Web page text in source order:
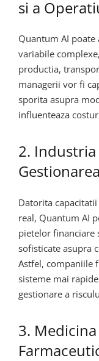
si a
Quantum AI
variabile
productia,
managerii vor fi
sporita asupra
influenteaza
2. Industria
Datorita
real, Quantum AI
pietelor financiare
sofisticate asupra
Astfel, companiile
sisteme mai
gestionare a
3.